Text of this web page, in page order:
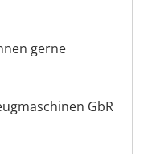
gerne
GbR